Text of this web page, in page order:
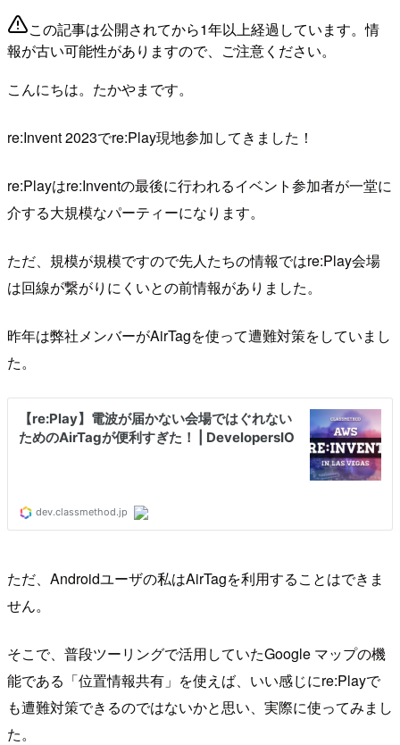
この記事は公開されてから1年以上経過しています。情
報が古い可能性がありますので、ご注意ください。
こんにちは。たかやまです。
re:Invent 2023でre:Play現地参加してきました！
re:Playはre:Inventの最後に行われるイベント参加者が一堂に
介する大規模なパーティーになります。
ただ、規模が規模ですので先人たちの情報ではre:Play会場
は回線が繋がりにくいとの前情報がありました。
昨年は弊社メンバーがAirTagを使って遭難対策をしていまし
た。
ただ、Androidユーザの私はAirTagを利用することはできま
せん。
そこで、普段ツーリングで活用していたGoogle マップの機
能である「位置情報共有」を使えば、いい感じにre:Playで
も遭難対策できるのではないかと思い、実際に使ってみまし
た。